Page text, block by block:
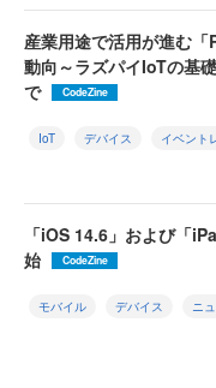
産業用途で活用が進む
動向～ラズパイIoTの基
で
CodeZine
IoT デバイス イベント
「iOS 14.6」および「
始
CodeZine
モバイル デバイス ニ